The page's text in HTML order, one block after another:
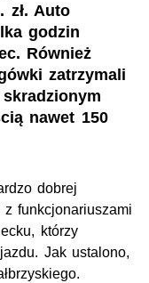
zł. Auto
godzin
Również
zatrzymali
nawet 150
dobrej
z funkcjonariuszami
którzy
Jak ustalono,